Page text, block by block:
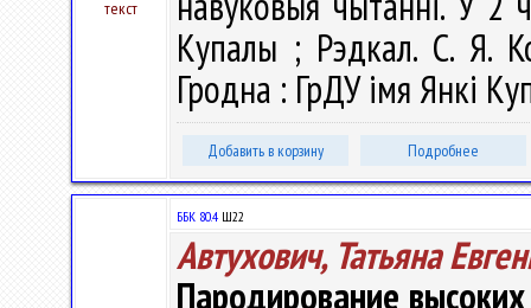
текст
Купалы ; Рэдкал. С. Я.
Гродна : ГрДУ імя Янкі
Добавить в корзину Подробнее
ББК 80.4 Ш22
Автухович, Татьяна
Пародирование